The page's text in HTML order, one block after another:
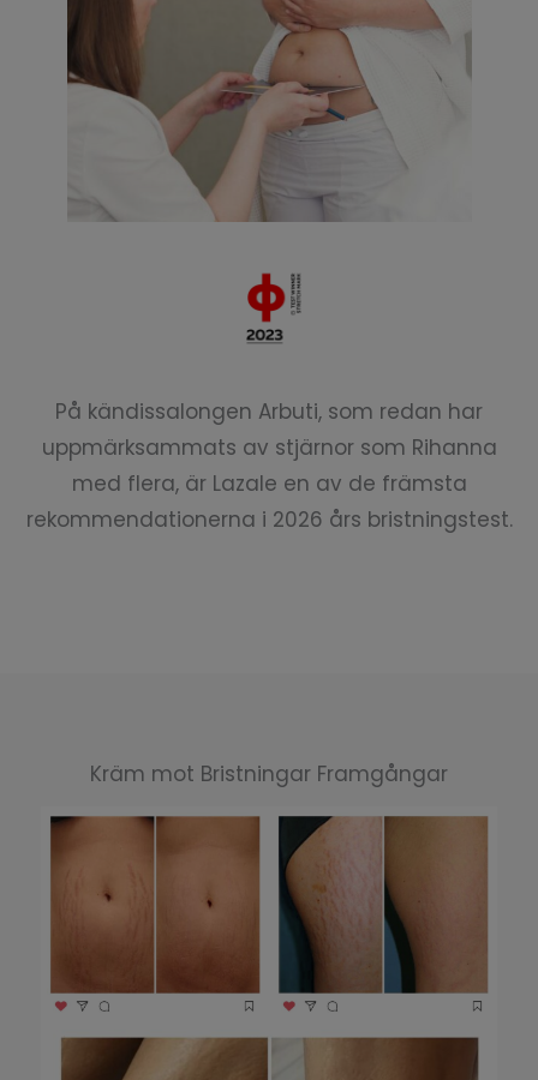
På kändissalongen Arbuti, som redan har
uppmärksammats av stjärnor som Rihanna
med flera, är Lazale en av de främsta
rekommendationerna i 2026 års bristningstest.
Kräm mot Bristningar Framgångar